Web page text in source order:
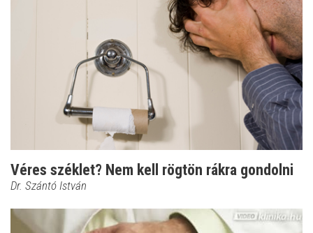
Véres széklet? Nem kell rögtön rákra gondolni
Dr. Szántó István